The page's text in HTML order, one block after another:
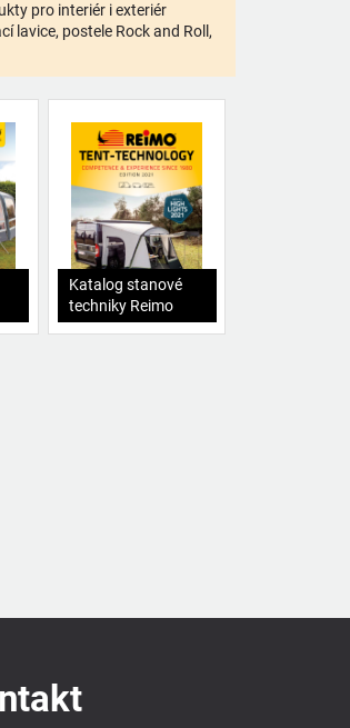
pro interiér i exteriér
lavice, postele Rock and Roll,
Katalog stanové
techniky Reimo